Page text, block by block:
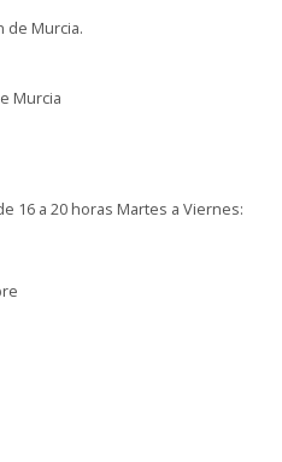
de Murcia.
Murcia
16 a 20 horas Martes a Viernes: